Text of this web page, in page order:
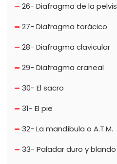
26- Diafragma de la pelvis
27- Diafragma torácico
28- Diafragma clavicular
29- Diafragma craneal
30- El sacro
31- El pie
32- La mandíbula o A.T.M.
33- Paladar duro y blando